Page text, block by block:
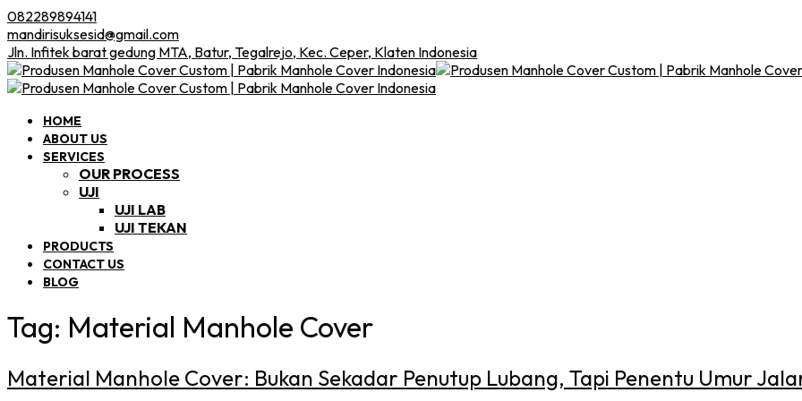
082289894141
mandirisuksesid@gmail.com
Jln. Infitek barat gedung MTA, Batur, Tegalrejo, Kec. Ceper, Klaten Indonesia
HOME
ABOUT US
SERVICES
OUR PROCESS
UJI
UJI LAB
UJI TEKAN
PRODUCTS
CONTACT US
BLOG
Tag: Material Manhole Cover
Material Manhole Cover: Bukan Sekadar Penutup Lubang, Tapi Penentu Umur